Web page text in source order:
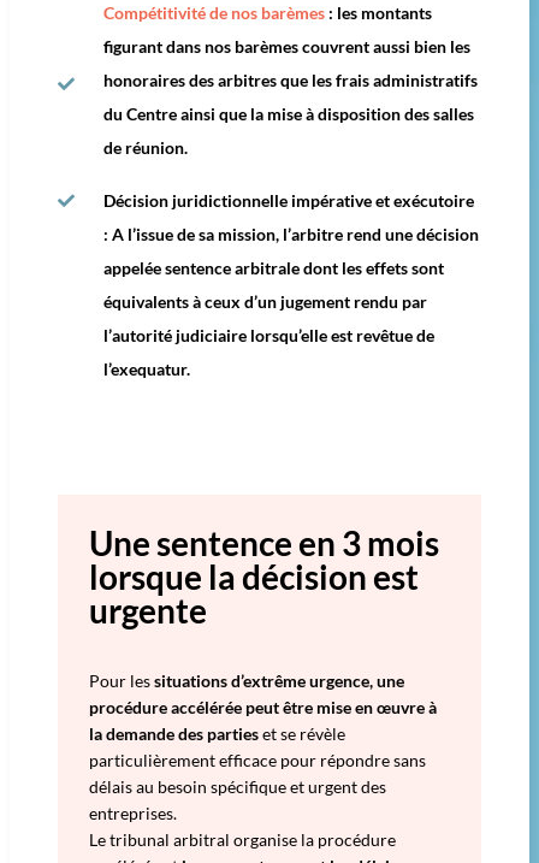
Compétitivité de nos barèmes : les montants
figurant dans nos barèmes couvrent aussi bien les
honoraires des arbitres que les frais administratifs
du Centre ainsi que la mise à disposition des salles
de réunion.
Décision juridictionnelle impérative et exécutoire
: A l’issue de sa mission, l’arbitre rend une décision
appelée sentence arbitrale dont les effets sont
équivalents à ceux d’un jugement rendu par
l’autorité judiciaire lorsqu’elle est revêtue de
l’exequatur.
Une sentence en 3 mois
lorsque la décision est
urgente​
Pour lessituations d’extrême urgence, une
procédure accélérée peut être mise en œuvre à
la demande des partieset se révèle
particulièrement efficace pour répondre sans
délais au besoin spécifique et urgent des
entreprises.
Le tribunal arbitral organise la procédure